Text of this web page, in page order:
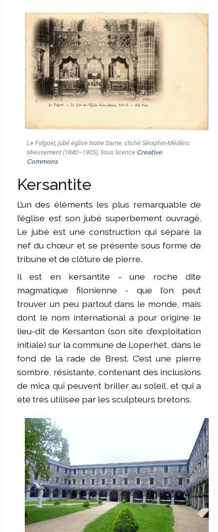
Image
Le Folgoët, jubé église Notre Dame, cliché Séraphin-Médéric
Mieusement (1840–1905), Sous licence Creative
Commons.
Kersantite
L’un des éléments les plus remarquable de
l’église est son jubé superbement ouvragé.
Le jubé est une construction qui sépare la
nef du chœur et se présente sous forme de
tribune et de clôture de pierre.
Il est en kersantite - une roche dite
magmatique filonienne - que l’on peut
trouver un peu partout dans le monde, mais
dont le nom international a pour origine le
lieu-dit de Kersanton (son site d’exploitation
initiale) sur la commune de Loperhet, dans le
fond de la rade de Brest. C’est une pierre
sombre, résistante, contenant des inclusions
de mica qui peuvent briller au soleil, et qui a
été très utilisée par les sculpteurs bretons.
Image